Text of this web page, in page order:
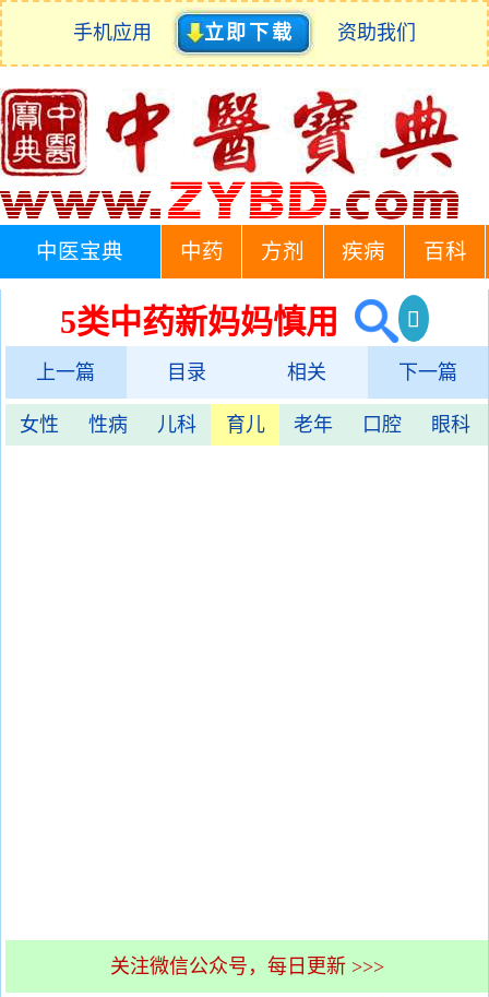
手机应用 立即下载 资助我们
中医宝典 中药 方剂 疾病 百科
5类中药新妈妈慎用
上一篇 目录 相关 下一篇
女性 性病 儿科 育儿 老年 口腔 眼科
关注微信公众号，每日更新 >>>